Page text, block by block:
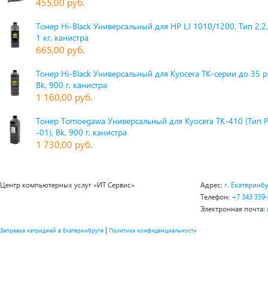
Тонер Hi-Black Универсальный для HP LJ 1010/1200, Тип
1 кг, канистра
665,00 руб.
Тонер Hi-Black Универсальный для Kyocera TK-серии до 35
Bk, 900 г, канистра
1 160,00 руб.
Тонер Tomoegawa Универсальный для Kyocera TK-410 (Тип
-01), Bk, 900 г, канистра
1 730,00 руб.
Центр компьютерных услуг «ИТ Сервис» Адрес: г.
Телефон: +7 343
Электронная почта:
Заправка катриджей в Екатеринбруге | Политика конфиденциальности